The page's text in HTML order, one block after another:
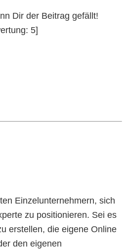
Dir der Beitrag gefällt!
5]
Einzelunternehmern, sich
zu positionieren. Sei es
erstellen, die eigene Online
den eigenen